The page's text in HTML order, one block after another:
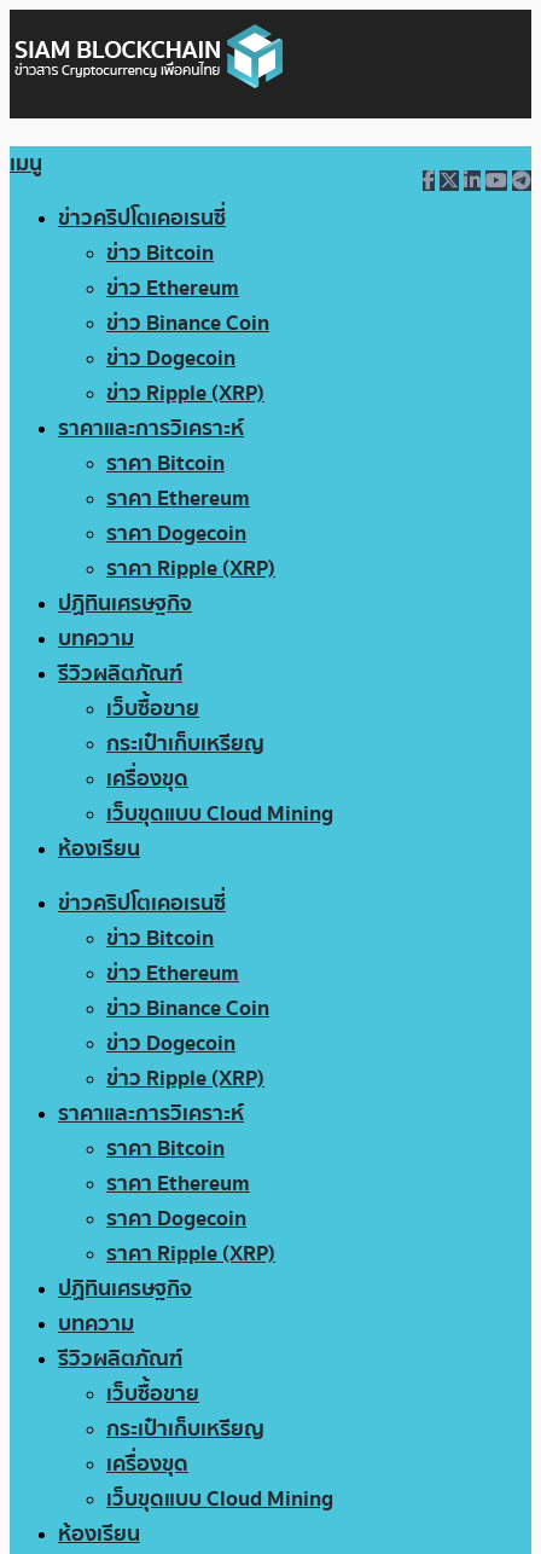
เมนู
ข่าวคริปโตเคอเรนซี่
ข่าว Bitcoin
ข่าว Ethereum
ข่าว Binance Coin
ข่าว Dogecoin
ข่าว Ripple (XRP)
ราคาและการวิเคราะห์
ราคา Bitcoin
ราคา Ethereum
ราคา Dogecoin
ราคา Ripple (XRP)
ปฏิทินเศรษฐกิจ
บทความ
รีวิวผลิตภัณฑ์
เว็บซื้อขาย
กระเป๋าเก็บเหรียญ
เครื่องขุด
เว็บขุดแบบ Cloud Mining
ห้องเรียน
ข่าวคริปโตเคอเรนซี่
ข่าว Bitcoin
ข่าว Ethereum
ข่าว Binance Coin
ข่าว Dogecoin
ข่าว Ripple (XRP)
ราคาและการวิเคราะห์
ราคา Bitcoin
ราคา Ethereum
ราคา Dogecoin
ราคา Ripple (XRP)
ปฏิทินเศรษฐกิจ
บทความ
รีวิวผลิตภัณฑ์
เว็บซื้อขาย
กระเป๋าเก็บเหรียญ
เครื่องขุด
เว็บขุดแบบ Cloud Mining
ห้องเรียน